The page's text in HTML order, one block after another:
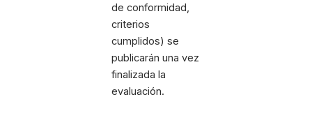
de conformidad,
criterios
cumplidos) se
publicarán una vez
finalizada la
evaluación.